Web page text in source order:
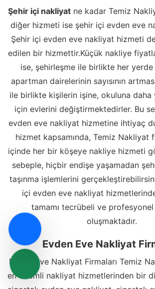
Şehir içi nakliyatne kadar Temiz
diğer hizmeti ise şehir içi evden eve
Şehir içi evden eve nakliyat hizmeti
edilen bir hizmettir.Küçük nakliye
ise, şehirleşme ile birlikte her
apartman dairelerinin sayısının
ile birlikte kişilerin işine, okuluna daha
için evlerini değiştirmektedirler. Bu
evden eve nakliyat hizmetine ihtiyaç
hizmet kapsamında, Temiz Nakliyat
içinde her bir köşeye nakliye hizmeti
sebeple, hiçbir endişe yaşamadan
taşınma işlemlerini
içi evden eve nakliyat hizmetlerinde
tamamı tecrübeli ve
oluşmaktadır.
Evden Eve Nakliyat
Evden Eve Nakliyat Firmaları Temiz
en önemli nakliyat hizmetlerinden bir